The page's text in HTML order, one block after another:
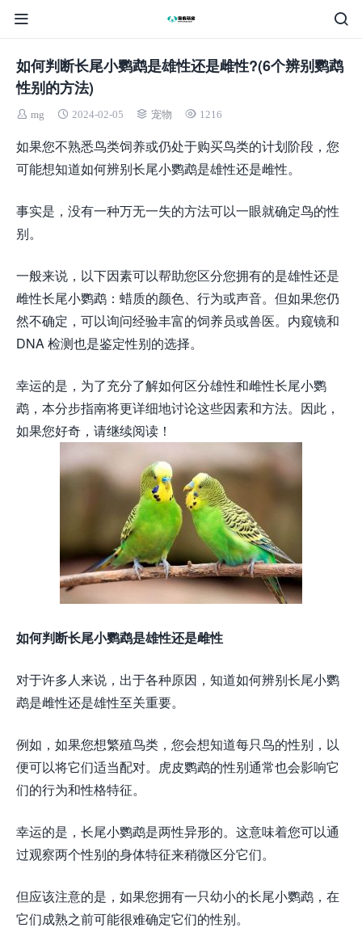
如何判断长尾小鹦鹉是雄性还是雌性?(6个辨别鹦鹉
性别的方法)
mg 2024-02-05 宠物 1216
如果您不熟悉鸟类饲养或仍处于购买鸟类的计划阶段，您
可能想知道如何辨别长尾小鹦鹉是雄性还是雌性。
事实是，没有一种万无一失的方法可以一眼就确定鸟的性
别。
一般来说，以下因素可以帮助您区分您拥有的是雄性还是
雌性长尾小鹦鹉：蜡质的颜色、行为或声音。但如果您仍
然不确定，可以询问经验丰富的饲养员或兽医。内窥镜和
DNA 检测也是鉴定性别的选择。
幸运的是，为了充分了解如何区分雄性和雌性长尾小鹦
鹉，本分步指南将更详细地讨论这些因素和方法。因此，
如果您好奇，请继续阅读！
如何判断长尾小鹦鹉是雄性还是雌性
对于许多人来说，出于各种原因，知道如何辨别长尾小鹦
鹉是雌性还是雄性至关重要。
例如，如果您想繁殖鸟类，您会想知道每只鸟的性别，以
便可以将它们适当配对。虎皮鹦鹉的性别通常也会影响它
们的行为和性格特征。
幸运的是，长尾小鹦鹉是两性异形的。这意味着您可以通
过观察两个性别的身体特征来稍微区分它们。
但应该注意的是，如果您拥有一只幼小的长尾小鹦鹉，在
它们成熟之前可能很难确定它们的性别。